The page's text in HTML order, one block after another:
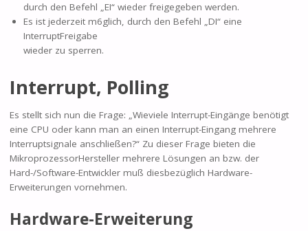
durch den Befehl „EI“ wieder freigegeben werden.
Es ist jederzeit m6glich, durch den Befehl „DI“ eine
InterruptFreigabe
wieder zu sperren.
Interrupt, Polling
Es stellt sich nun die Frage: „Wieviele Interrupt-Eingänge benötigt
eine CPU oder kann man an einen Interrupt-Eingang mehrere
Interruptsignale anschließen?“ Zu dieser Frage bieten die
MikroprozessorHersteller mehrere Lösungen an bzw. der
Hard-/Software-Entwickler muß diesbezüglich Hardware-
Erweiterungen vornehmen.
Hardware-Erweiterung